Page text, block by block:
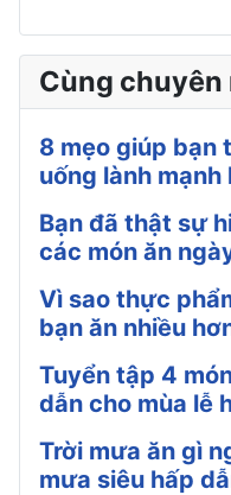
Cùng chuyên
8 mẹo giúp bạn
uống lành mạnh
Bạn đã thật sự
các món ăn
Vì sao thực
bạn ăn nhiều
Tuyển tập 4
dẫn cho mùa lễ
Trời mưa ăn gì
mưa siêu hấp